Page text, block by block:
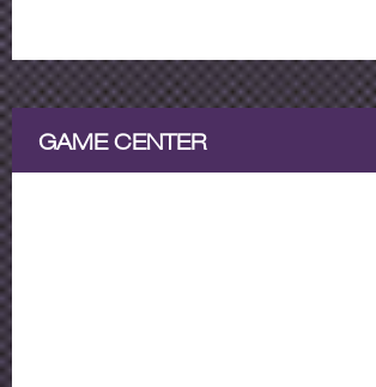
GAME CENTER